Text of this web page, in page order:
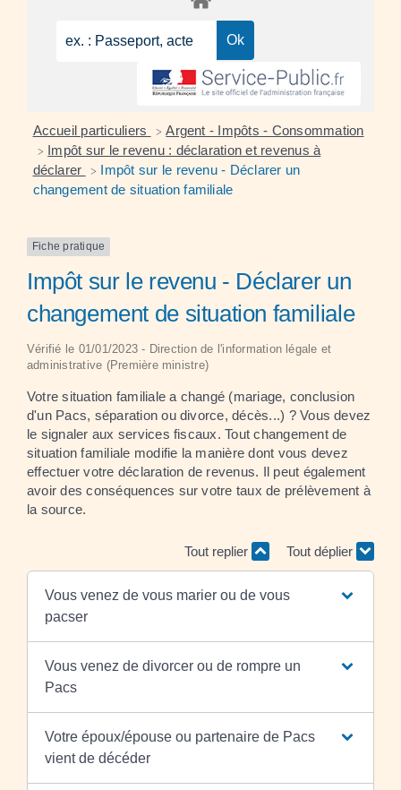
Accueil particuliers > Argent - Impôts - Consommation
> Impôt sur le revenu : déclaration et revenus à
déclarer
> Impôt sur le revenu - Déclarer un
changement de situation familiale
Fiche pratique
Impôt sur le revenu - Déclarer un
changement de situation familiale
Vérifié le 01/01/2023 - Direction de l'information légale et
administrative (Première ministre)
Votre situation familiale a changé (mariage, conclusion
d'un Pacs, séparation ou divorce, décès...) ? Vous devez
le signaler aux services fiscaux. Tout changement de
situation familiale modifie la manière dont vous devez
effectuer votre déclaration de revenus. Il peut également
avoir des conséquences sur votre taux de prélèvement à
la source.
Tout replier Tout déplier
Vous venez de vous marier ou de vous
pacser
Vous venez de divorcer ou de rompre un
Pacs
Votre époux/épouse ou partenaire de Pacs
vient de décéder